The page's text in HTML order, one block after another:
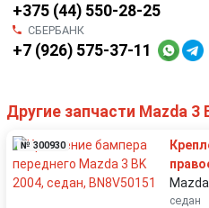
+375 (44) 550-28-25
СБЕРБАНК
+7 (926) 575-37-11
Другие запчасти Mazda 3
№ 300930
седан